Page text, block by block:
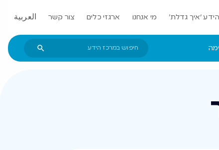
‘איך גדלת’ מי אנחנו ארגזי כלים צור קשר العربية